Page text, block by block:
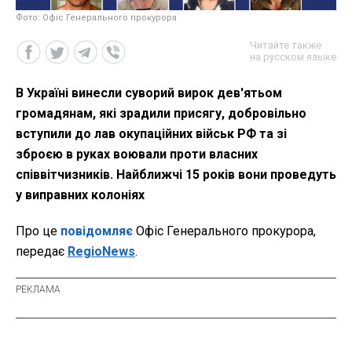
Фото: Офіс Генерального прокурора
Читайте также
на русском языке
В Україні винесли суворий вирок дев'ятьом
громадянам, які зрадили присягу, добровільно
вступили до лав окупаційних військ РФ та зі
зброєю в руках воювали проти власних
співвітчизників. Найближчі 15 років вони проведуть
у виправних колоніях
Про це повідомляє Офіс Генерального прокурора,
передає RegioNews.